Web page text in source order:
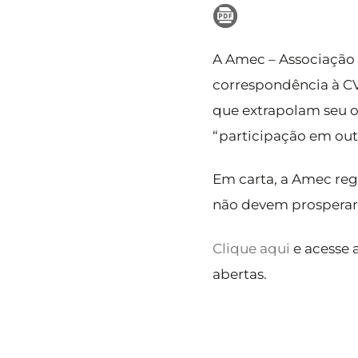
A Amec –
correspondência à
que extrapolam seu
“participação em
Em carta, a Amec
não devem
Clique aqui e acesse
abertas.